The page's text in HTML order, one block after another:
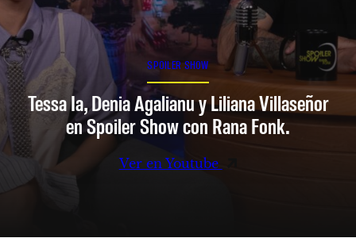
SPOILER SHOW
Tessa Ia, Denia Agalianu y Liliana Villaseñor
en Spoiler Show con Rana Fonk.
Ver en Youtube